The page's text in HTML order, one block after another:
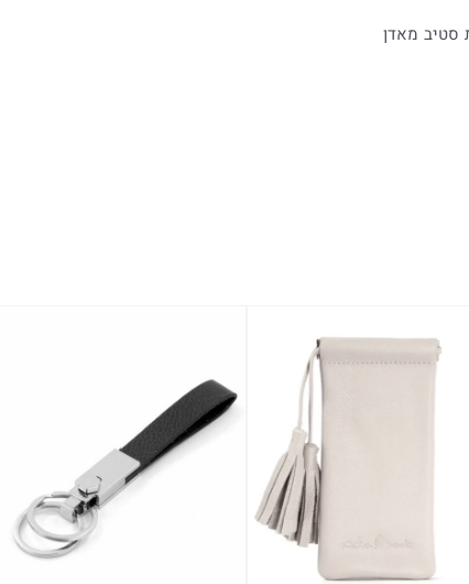
סטיב מאדן